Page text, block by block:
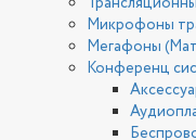
Микрофоны
Мегафоны
Конференц